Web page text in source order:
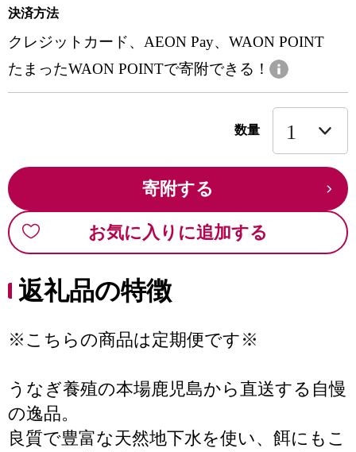
決済方法
クレジットカード、AEON Pay、WAON POINT
たまったWAON POINTで寄附できる！
数量
寄附する
お気に入りに追加する
返礼品の特徴
※こちらの商品は定期便です※
うなぎ養殖の本場鹿児島から直送する自慢
の逸品。
良質で豊富な天然地下水を使い、餌にもこ